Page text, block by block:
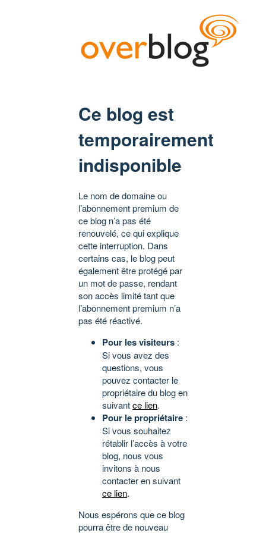
Ce blog est
temporairement
indisponible
Le nom de domaine ou
l’abonnement premium de
ce blog n’a pas été
renouvelé, ce qui explique
cette interruption. Dans
certains cas, le blog peut
également être protégé par
un mot de passe, rendant
son accès limité tant que
l’abonnement premium n’a
pas été réactivé.
Pour les visiteurs :
Si vous avez des
questions, vous
pouvez contacter le
propriétaire du blog en
suivantce lien.
Pour le propriétaire :
Si vous souhaitez
rétablir l’accès à votre
blog, nous vous
invitons à nous
contacter en suivant
ce lien.
Nous espérons que ce blog
pourra être de nouveau